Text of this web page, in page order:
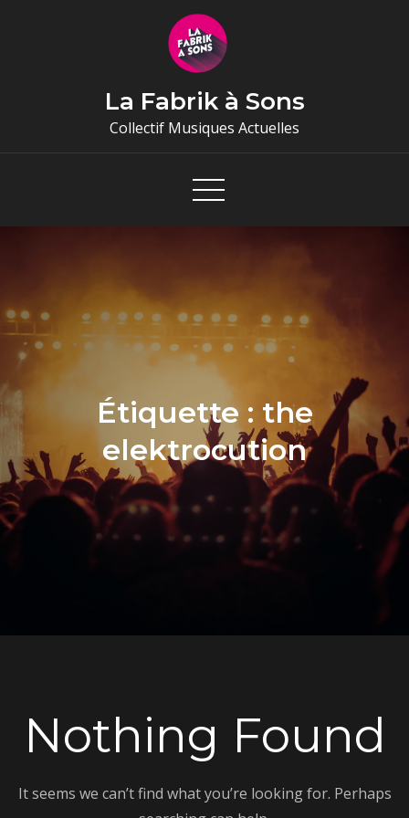
La Fabrik à Sons
Collectif Musiques Actuelles
Étiquette : the
elektrocution
Nothing Found
It seems we can’t find what you’re looking for. Perhaps